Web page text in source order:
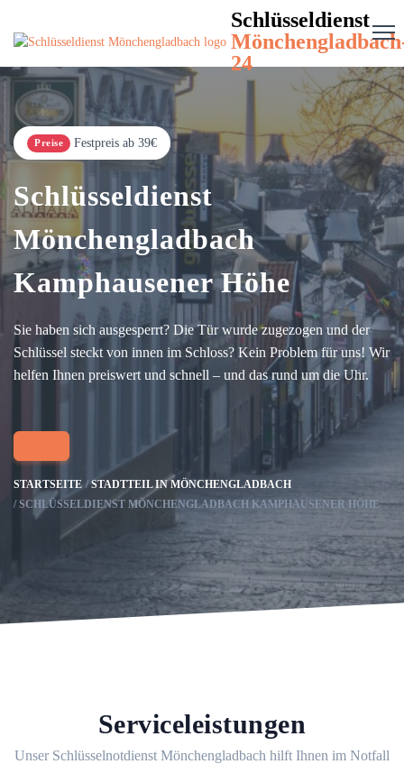
Schlüsseldienst
24
Preise Festpreis ab 39€
Schlüsseldienst
Mönchengladbach
Kamphausener Höhe
Sie haben sich ausgesperrt? Die Tür wurde zugezogen und der
Schlüssel steckt von innen im Schloss? Kein Problem für uns! Wir
helfen Ihnen preiswert und schnell – und das rund um die Uhr.
STARTSEITE
STADTTEIL IN MÖNCHENGLADBACH
SCHLÜSSELDIENST MÖNCHENGLADBACH KAMPHAUSENER HÖHE
Serviceleistungen
Unser Schlüsselnotdienst Mönchengladbach hilft Ihnen im Notfall